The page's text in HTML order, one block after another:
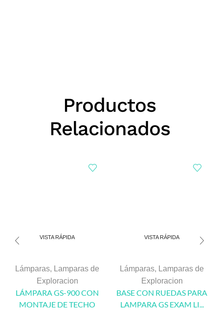
Productos
Relacionados
VISTA RÁPIDA
Lámparas, Lamparas de
Exploracion
LÁMPARA GS-900 CON
MONTAJE DE TECHO
VISTA RÁPIDA
Lámparas, Lamparas de
Exploracion
BASE CON RUEDAS PARA
LAMPARA GS EXAM LI...